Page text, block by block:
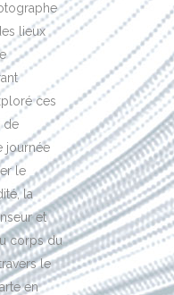
lieux
ces
de
journée
le
la
et
corps du
le
en